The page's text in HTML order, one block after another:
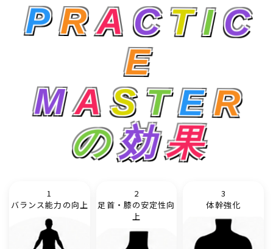
P R A C T I C
E
M A S T E R
の 効 果
1
バランス能力の向上
2
足首・膝の安定性向
上
3
体幹強化